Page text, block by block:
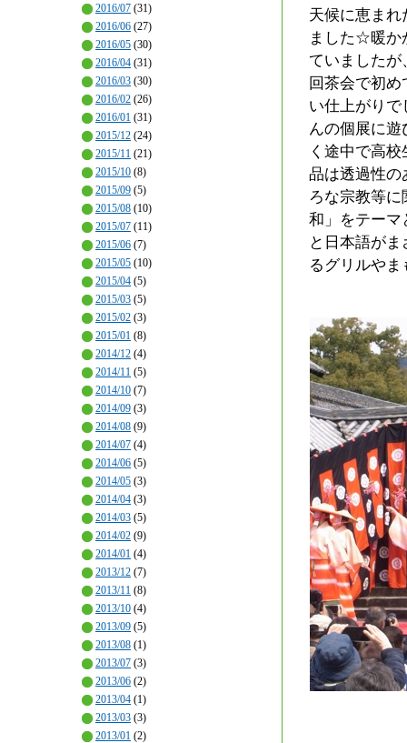
2016/07 (31)
2016/06 (27)
2016/05 (30)
2016/04 (31)
2016/03 (30)
2016/02 (26)
2016/01 (31)
2015/12 (24)
2015/11 (21)
2015/10 (8)
2015/09 (5)
2015/08 (10)
2015/07 (11)
2015/06 (7)
2015/05 (10)
2015/04 (5)
2015/03 (5)
2015/02 (3)
2015/01 (8)
2014/12 (4)
2014/11 (5)
2014/10 (7)
2014/09 (3)
2014/08 (9)
2014/07 (4)
2014/06 (5)
2014/05 (3)
2014/04 (3)
2014/03 (5)
2014/02 (9)
2014/01 (4)
2013/12 (7)
2013/11 (8)
2013/10 (4)
2013/09 (5)
2013/08 (1)
2013/07 (3)
2013/06 (2)
2013/04 (1)
2013/03 (3)
2013/01 (2)
天候に恵ま
ました☆暖か
ていました
回茶会で初
い仕上がり
んの個展に
く途中で高
品は透過性の
ろな宗教等
和」をテーマ
と日本語が
るグリルや